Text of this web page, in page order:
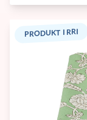
PRODUKT I RRI